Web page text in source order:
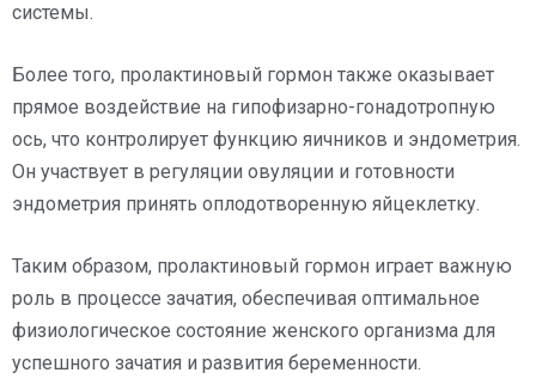
системы.
Более того, пролактиновый гормон также оказывает
прямое воздействие на гипофизарно-гонадотропную
ось, что контролирует функцию яичников и эндометрия.
Он участвует в регуляции овуляции и готовности
эндометрия принять оплодотворенную яйцеклетку.
Таким образом, пролактиновый гормон играет важную
роль в процессе зачатия, обеспечивая оптимальное
физиологическое состояние женского организма для
успешного зачатия и развития беременности.